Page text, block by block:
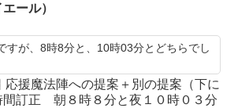
ール）
すが、8時8分と、10時03分とどちらでし
応援魔法陣への提案＋別の提案（下に
訂正 朝８時８分と夜１０時０３分